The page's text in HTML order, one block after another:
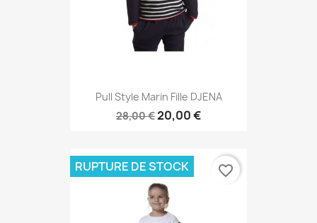
Pull Style Marin Fille DJENA
28,00 €20,00 €
RUPTURE DE STOCK favorite_border